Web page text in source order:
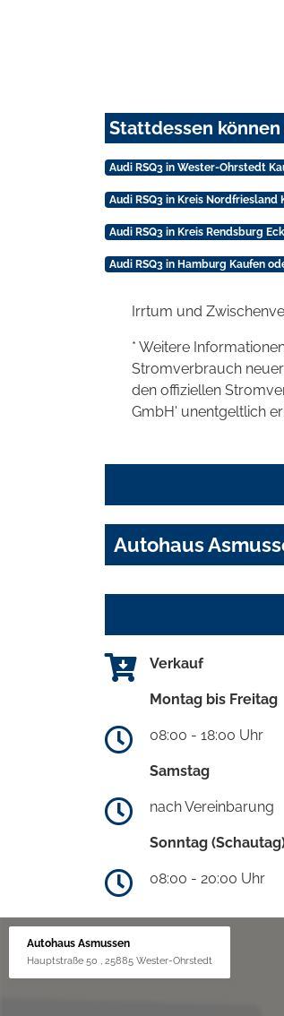
Stattdessen können
Audi RSQ3 in Wester-Ohrstedt
Audi RSQ3 in Kreis Nordfriesland
Audi RSQ3 in Kreis Rendsburg
Audi RSQ3 in Hamburg Kaufen
Irrtum und
* Weitere
Stromverbrauch
den offiziellen
GmbH' unentgeltlich
Autohaus
Verkauf
Montag bis Freitag
08:00 - 18:00 Uhr
Samstag
nach Vereinbarung
Sonntag
08:00 - 20:00 Uhr
Autohaus Asmussen
Hauptstraße 50 , 25885 Wester-Ohrstedt